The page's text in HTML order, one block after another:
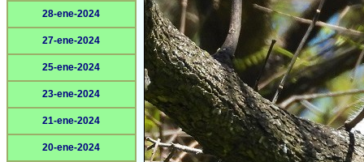
28-ene-2024
27-ene-2024
25-ene-2024
23-ene-2024
21-ene-2024
20-ene-2024